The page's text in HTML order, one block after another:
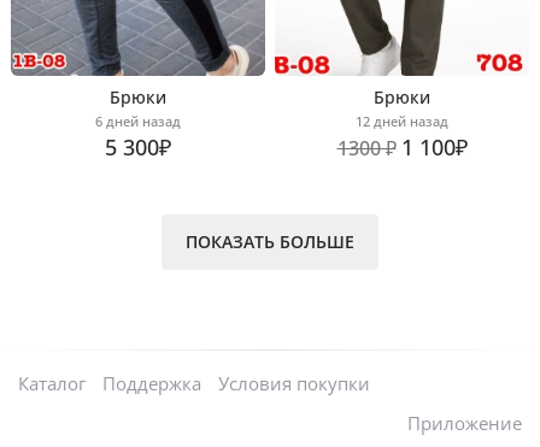
Брюки
6 дней назад
5 300₽
Брюки
12 дней назад
1300 ₽ 1 100₽
ПОКАЗАТЬ БОЛЬШЕ
Каталог Поддержка
Условия покупки
Приложение